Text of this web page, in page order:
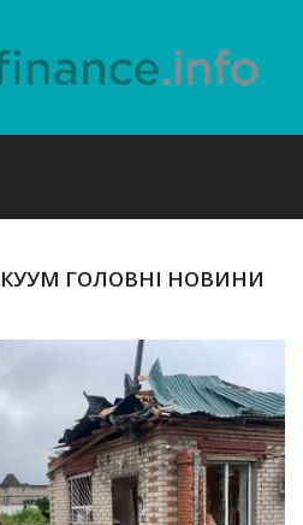
ГОЛОВНІ НОВИНИ